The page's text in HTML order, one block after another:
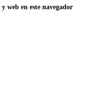
web en este navegador